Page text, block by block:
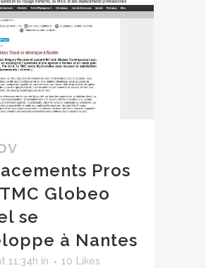
Pros
Globeo
se
à Nantes
11:34h in 10 Likes